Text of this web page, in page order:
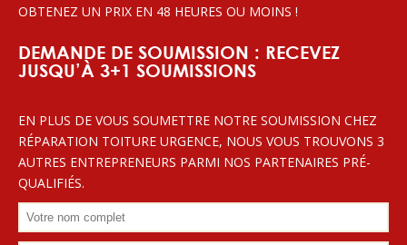
OBTENEZ UN PRIX EN 48 HEURES OU MOINS !
DEMANDE DE SOUMISSION : RECEVEZ
JUSQU’À 3+1 SOUMISSIONS
EN PLUS DE VOUS SOUMETTRE NOTRE SOUMISSION CHEZ
RÉPARATION TOITURE URGENCE, NOUS VOUS TROUVONS 3
AUTRES ENTREPRENEURS PARMI NOS PARTENAIRES PRÉ-
QUALIFIÉS.